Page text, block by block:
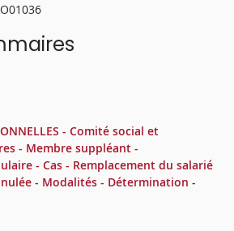
- Comité social et
- Membre suppléant -
- Cas - Remplacement du salarié
- Modalités - Détermination -